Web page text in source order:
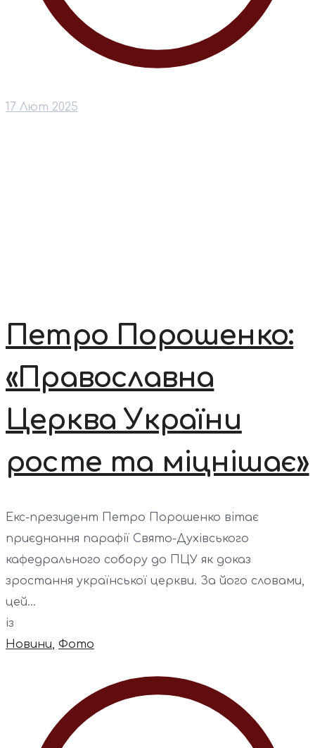
17 Лют 2025
Петро Порошенко:
«Православна
Церква України
росте та міцнішає»
Екс-президент Петро Порошенко вітає
приєднання парафії Свято-Духівського
кафедрального собору до ПЦУ як доказ
зростання української церкви. За його словами,
цей...
із
Новини, Фото